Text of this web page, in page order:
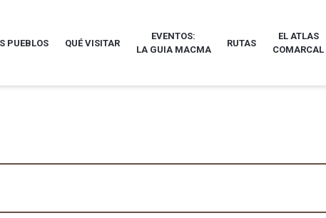
PUEBLOS QUÉ VISITAR
EVENTOS:
LA GUIA MACMA
RUTAS
EL ATLAS
COMARCAL